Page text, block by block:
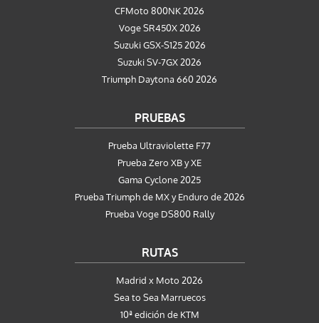
CFMoto 800NK 2026
Voge SR450X 2026
Suzuki GSX-S125 2026
Suzuki SV-7GX 2026
Triumph Daytona 660 2026
PRUEBAS
Prueba Ultraviolette F77
Prueba Zero XB y XE
Gama Cyclone 2025
Prueba Triumph de MX y Enduro de 2026
Prueba Voge DS800 Rally
RUTAS
Madrid x Moto 2026
Sea to Sea Marruecos
10ª edición de KTM